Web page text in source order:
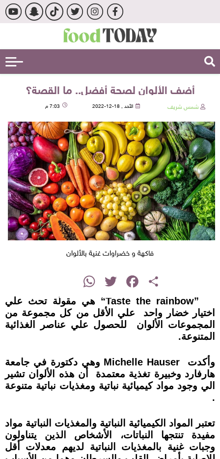
أضف الألوان لصحة أفضل.. ما القصة؟
شمس شريف الأحد , 18-12-2022 7:03 م
فاكهة و خضراوات غنية بالألوان
Share
Facebook
Twitter
WhatsApp
“Taste the rainbow” هي مقولة تحث علي
اختيار خضار واحد علي الأقل من كل مجموعة من
المجموعات الألوان للحصول علي عناصر الغذائية
المتنوعة.
وأكدت Michelle Hauser وهي دكتورة في جامعة
هارفارد وخبيرة تغذية معتمدة أن هذه الألوان تشير
الي وجود مواد كيميائية نباتية ومغذيات نباتية متنوعة
.
تعتبر المواد الكيميائية النباتية والمغذيات النباتية مواد
مفيدة تنتجها النباتات، الأشخاص الذين يتناولون
وجبات غنية بالمغذيات النباتية لديهم معدلات أقل